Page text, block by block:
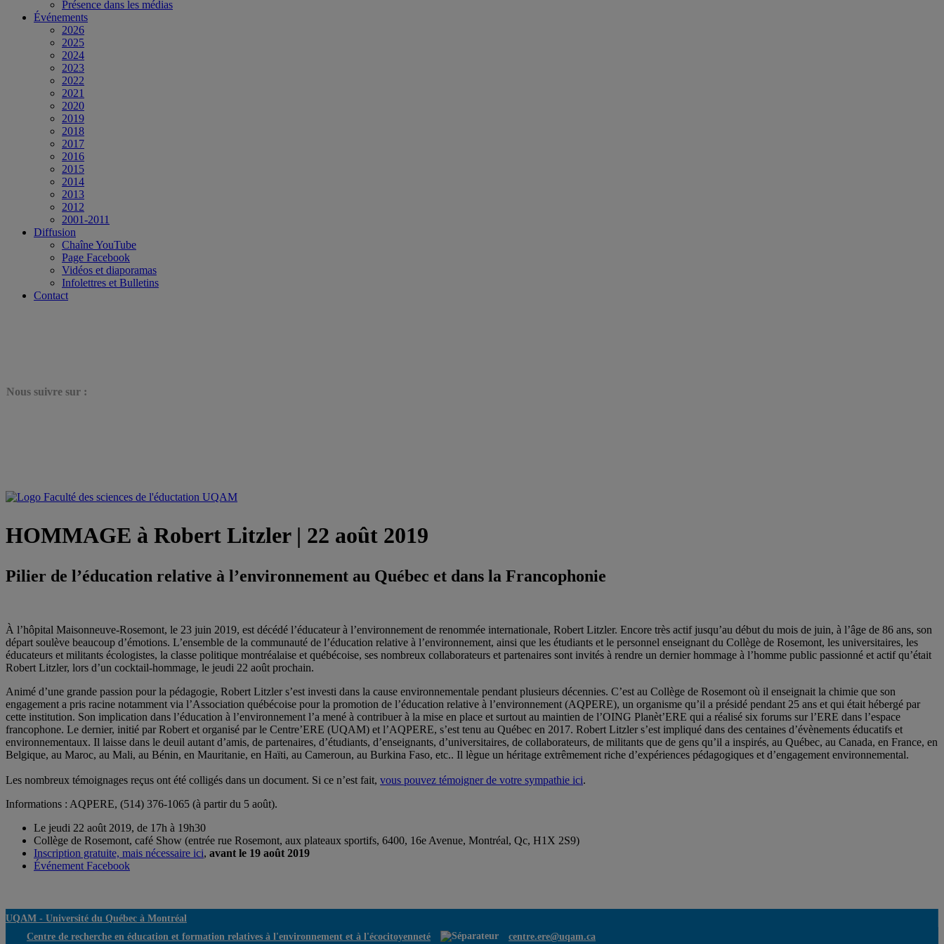
Présence dans les médias
Événements
2026
2025
2024
2023
2022
2021
2020
2019
2018
2017
2016
2015
2014
2013
2012
2001-2011
Diffusion
Chaîne YouTube
Page Facebook
Vidéos et diaporamas
Infolettres et Bulletins
Contact
Nous suivre sur :
HOMMAGE à Robert Litzler | 22 août 2019
Pilier de l’éducation relative à l’environnement au Québec et dans la Francophonie
À l’hôpital Maisonneuve-Rosemont, le 23 juin 2019, est décédé l’éducateur à l’environnement de renommée internationale, Robert Litzler. Encore très actif jusqu’au début du mois de juin, à l’âge de 86 ans, son
départ soulève beaucoup d’émotions. L’ensemble de la communauté de l’éducation relative à l’environnement, ainsi que les étudiants et le personnel enseignant du Collège de Rosemont, les universitaires, les
éducateurs et militants écologistes, la classe politique montréalaise et québécoise, ses nombreux collaborateurs et partenaires sont invités à rendre un dernier hommage à l’homme public passionné et actif qu’était
Robert Litzler, lors d’un cocktail-hommage, le jeudi 22 août prochain.
Animé d’une grande passion pour la pédagogie, Robert Litzler s’est investi dans la cause environnementale pendant plusieurs décennies. C’est au Collège de Rosemont où il enseignait la chimie que son
engagement a pris racine notamment via l’Association québécoise pour la promotion de l’éducation relative à l’environnement (AQPERE), un organisme qu’il a présidé pendant 25 ans et qui était hébergé par
cette institution. Son implication dans l’éducation à l’environnement l’a mené à contribuer à la mise en place et surtout au maintien de l’OING Planèt’ERE qui a réalisé six forums sur l’ERE dans l’espace
francophone. Le dernier, initié par Robert et organisé par le Centre’ERE (UQAM) et l’AQPERE, s’est tenu au Québec en 2017. Robert Litzler s’est impliqué dans des centaines d’évènements éducatifs et
environnementaux. Il laisse dans le deuil autant d’amis, de partenaires, d’étudiants, d’enseignants, d’universitaires, de collaborateurs, de militants que de gens qu’il a inspirés, au Québec, au Canada, en France, en
Belgique, au Maroc, au Mali, au Bénin, en Mauritanie, en Haïti, au Cameroun, au Burkina Faso, etc.. Il lègue un héritage extrêmement riche d’expériences pédagogiques et d’engagement environnemental.
Les nombreux témoignages reçus ont été colligés dans un document. Si ce n’est fait, vous pouvez témoigner de votre sympathie ici.
Informations : AQPERE, (514) 376-1065 (à partir du 5 août).
Le jeudi 22 août 2019, de 17h à 19h30
Collège de Rosemont, café Show (entrée rue Rosemont, aux plateaux sportifs, 6400, 16e Avenue, Montréal, Qc, H1X 2S9)
Inscription gratuite, mais nécessaire ici, avant le 19 août 2019
Événement Facebook
UQAM - Université du Québec à Montréal
Centre de recherche en éducation et formation relatives à l'environnement et à l'écocitoyenneté
centre.ere@uqam.ca